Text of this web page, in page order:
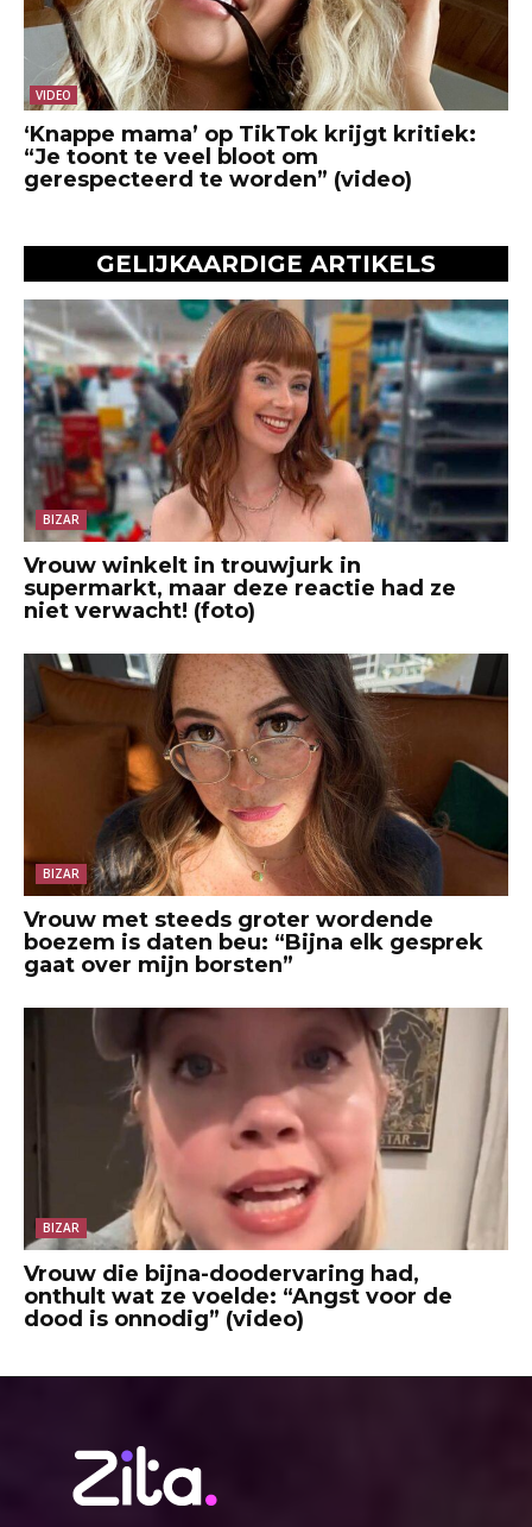
VIDEO
‘Knappe mama’ op TikTok krijgt kritiek:
“Je toont te veel bloot om
gerespecteerd te worden” (video)
GELIJKAARDIGE ARTIKELS
BIZAR
Vrouw winkelt in trouwjurk in
supermarkt, maar deze reactie had ze
niet verwacht! (foto)
BIZAR
Vrouw met steeds groter wordende
boezem is daten beu: “Bijna elk gesprek
gaat over mijn borsten”
BIZAR
Vrouw die bijna-doodervaring had,
onthult wat ze voelde: “Angst voor de
dood is onnodig” (video)